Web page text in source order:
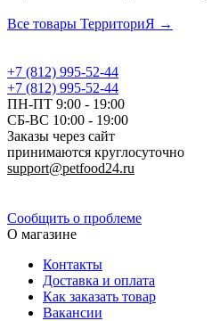
Все товары ТерриториЯ →
+7 (812) 995-52-44
+7 (812) 995-52-44
ПН-ПТ 9:00 - 19:00
СБ-ВС 10:00 - 19:00
Заказы через сайт
принимаются круглосуточно
support@petfood24.ru
Сообщить о проблеме
О магазине
Контакты
Доставка и оплата
Как заказать товар
Вакансии